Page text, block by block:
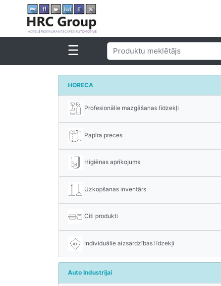
HORECA
Profesionālie mazgāšanas līdzekļi
Papīra preces
Higiēnas aprīkojums
Uzkopšanas inventārs
Citi produkti
Individuālie aizsardzības līdzekļi
Auto Industrijai